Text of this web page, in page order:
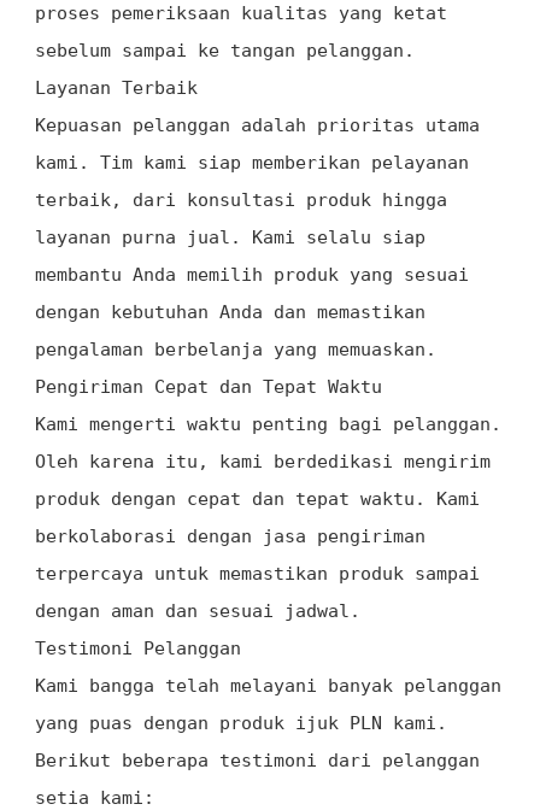
proses pemeriksaan kualitas yang ketat
sebelum sampai ke tangan pelanggan.
Layanan Terbaik
Kepuasan pelanggan adalah prioritas utama
kami. Tim kami siap memberikan pelayanan
terbaik, dari konsultasi produk hingga
layanan purna jual. Kami selalu siap
membantu Anda memilih produk yang sesuai
dengan kebutuhan Anda dan memastikan
pengalaman berbelanja yang memuaskan.
Pengiriman Cepat dan Tepat Waktu
Kami mengerti waktu penting bagi pelanggan.
Oleh karena itu, kami berdedikasi mengirim
produk dengan cepat dan tepat waktu. Kami
berkolaborasi dengan jasa pengiriman
terpercaya untuk memastikan produk sampai
dengan aman dan sesuai jadwal.
Testimoni Pelanggan
Kami bangga telah melayani banyak pelanggan
yang puas dengan produk ijuk PLN kami.
Berikut beberapa testimoni dari pelanggan
setia kami: